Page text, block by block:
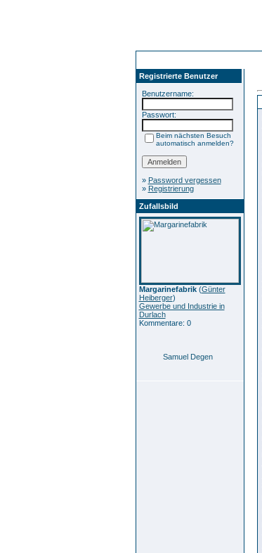
Registrierte Benutzer
Benutzername:
Passwort:
Beim nächsten Besuch
automatisch anmelden?
» Password vergessen
» Registrierung
Zufallsbild
Margarinefabrik(Günter
Heiberger)
Gewerbe und Industrie in
Durlach
Kommentare: 0
Samuel Degen